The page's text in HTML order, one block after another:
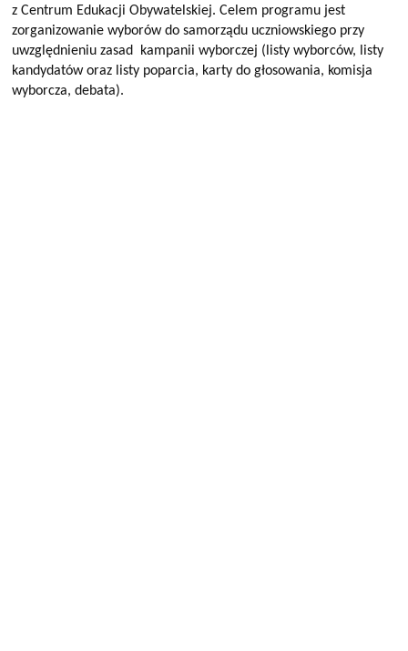
z Centrum Edukacji Obywatelskiej. Celem programu jest
zorganizowanie wyborów do samorządu uczniowskiego przy
uwzględnieniu zasad kampanii wyborczej (listy wyborców, listy
kandydatów oraz listy poparcia, karty do głosowania, komisja
wyborcza, debata).